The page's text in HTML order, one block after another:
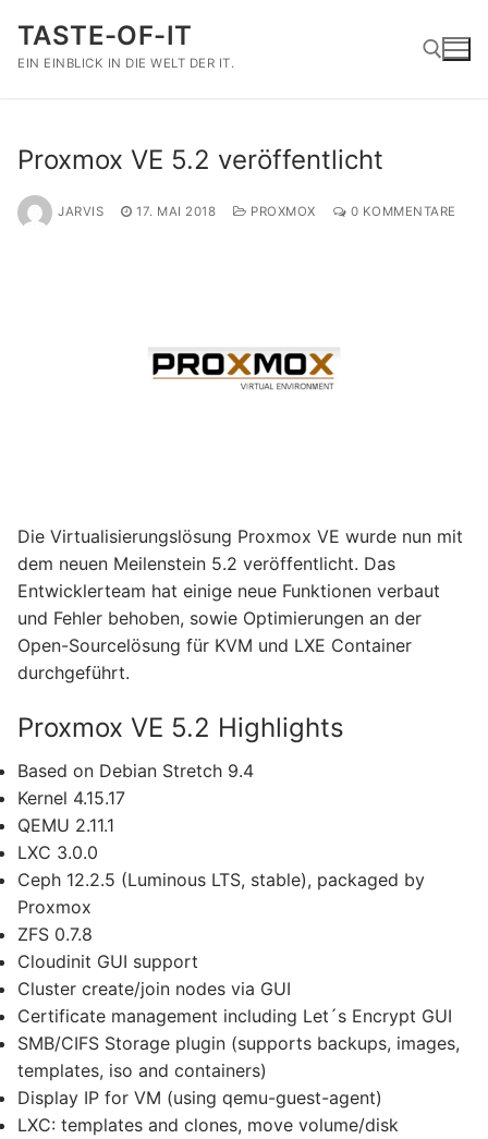
Inhalt
springen
TASTE-OF-IT
EIN EINBLICK IN DIE WELT DER IT.
Proxmox VE 5.2 veröffentlicht
JARVIS 17. MAI 2018 PROXMOX 0 KOMMENTARE
Die Virtualisierungslösung Proxmox VE wurde nun mit
dem neuen Meilenstein 5.2 veröffentlicht. Das
Entwicklerteam hat einige neue Funktionen verbaut
und Fehler behoben, sowie Optimierungen an der
Open-Sourcelösung für KVM und LXE Container
durchgeführt.
Proxmox VE 5.2 Highlights
Based on Debian Stretch 9.4
Kernel 4.15.17
QEMU 2.11.1
LXC 3.0.0
Ceph 12.2.5 (Luminous LTS, stable), packaged by
Proxmox
ZFS 0.7.8
Cloudinit GUI support
Cluster create/join nodes via GUI
Certificate management including Let´s Encrypt GUI
SMB/CIFS Storage plugin (supports backups, images,
templates, iso and containers)
Display IP for VM (using qemu-guest-agent)
LXC: templates and clones, move volume/disk